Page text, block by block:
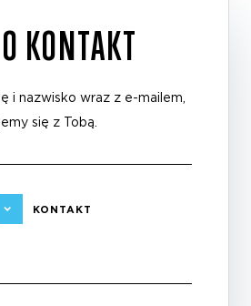
KONTAKT
i nazwisko wraz z e-mailem,
się z Tobą.
KONTAKT